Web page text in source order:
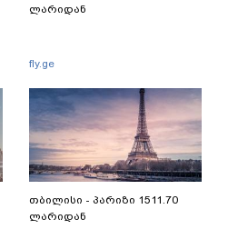
ლარიდან
fly.ge
თბილისი - პარიზი 1511.70
ლარიდან